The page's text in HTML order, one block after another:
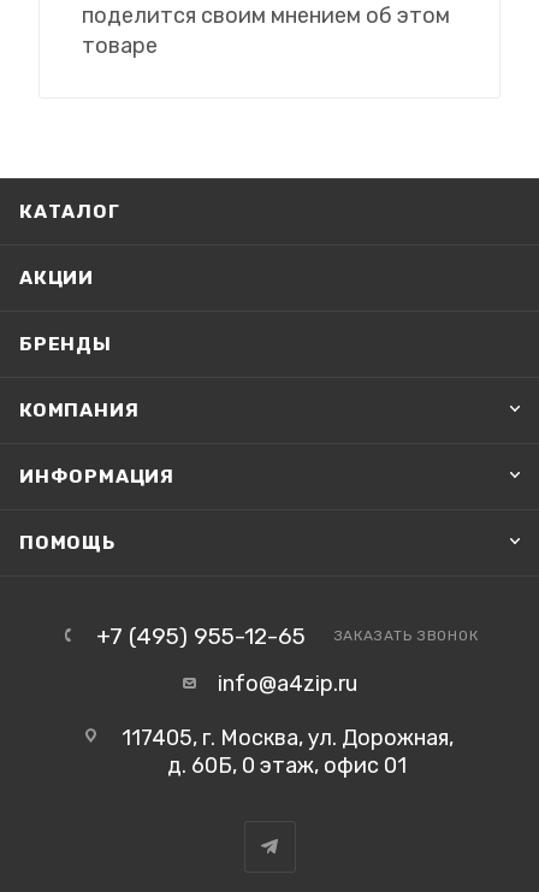
поделится своим мнением об этом
товаре
КАТАЛОГ
АКЦИИ
БРЕНДЫ
КОМПАНИЯ
ИНФОРМАЦИЯ
ПОМОЩЬ
+7 (495) 955-12-65 ЗАКАЗАТЬ ЗВОНОК
info@a4zip.ru
117405, г. Москва, ул. Дорожная,
д. 60Б, 0 этаж, офис 01